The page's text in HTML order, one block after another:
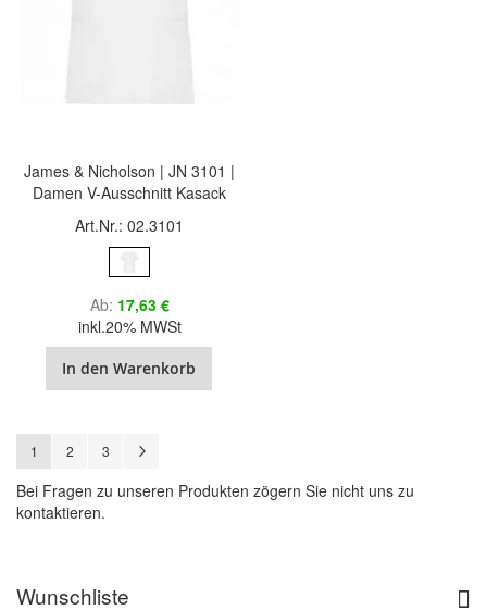
James & Nicholson | JN 3101 |
Damen V-Ausschnitt Kasack
Art.Nr.: 02.3101
Ab 17,63 €
inkl.20% MWSt
In den Warenkorb
SeiteSie lesen gerade Seite
1 Seite
2 Seite
3
Bei Fragen zu unseren Produkten zögern Sie nicht uns zu
kontaktieren.
Wunschliste